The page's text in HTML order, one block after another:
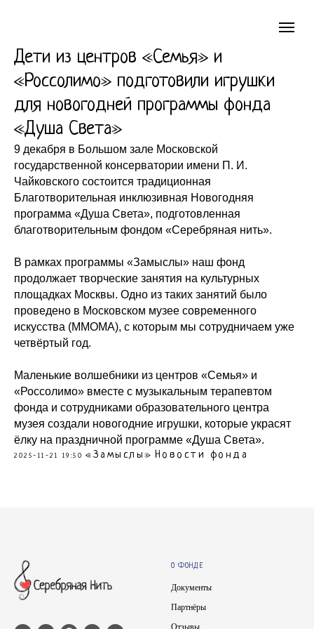
Дети из центров «Семья» и
«Россолимо» подготовили игрушки
для новогодней программы фонда
«Душа Света»
9 декабря в Большом зале Московской
государственной консерватории имени П. И.
Чайковского состоится традиционная
Благотворительная инклюзивная Новогодняя
программа «Душа Света», подготовленная
благотворительным фондом «Серебряная нить».
В рамках программы «Замыслы» наш фонд
продолжает творческие занятия на культурных
площадках Москвы. Одно из таких занятий было
проведено в Московском музее современного
искусства (ММОМА), с которым мы сотрудничаем уже
четвёртый год.
Маленькие волшебники из центров «Семья» и
«Россолимо» вместе с музыкальным терапевтом
фонда и сотрудниками образовательного центра
музея создали новогодние игрушки, которые украсят
ёлку на праздничной программе «Душа Света».
2025-11-21 19:50 «Замыслы» Новости фонда
О ФОНДЕ
Документы
Партнёры
Отзывы